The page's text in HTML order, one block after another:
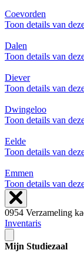
Coevorden
Toon details van
Dalen
Toon details van
Diever
Toon details van
Dwingeloo
Toon details van
Eelde
Toon details van
Emmen
Toon details van
0954 Verzameling
Inventaris
Mijn Studiezaal